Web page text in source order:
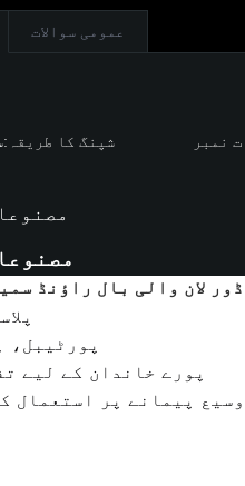
عمومی سوالات
شپنگ کا طریقہ : نمبر
لان والی بال راؤنڈ
1.
1.
2. پورے خاندان کے لیے
پیمانے پر استعمال